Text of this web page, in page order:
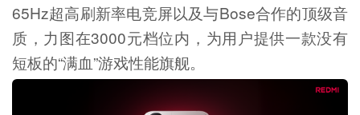
65Hz超高刷新率电竞屏以及与Bose合作的顶级音
质，力图在3000元档位内，为用户提供一款没有
短板的“满血”游戏性能旗舰。